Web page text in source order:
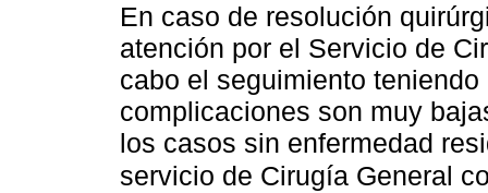
En caso de resolución
atención por el Servicio de
cabo el seguimiento
complicaciones son muy
los casos sin enfermedad
servicio de Cirugía General